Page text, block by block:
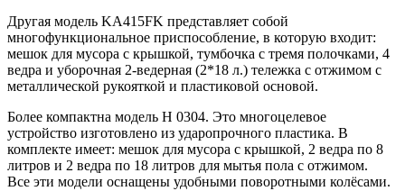
Другая модель KA415FK представляет собой
многофункциональное приспособление, в которую входит:
мешок для мусора с крышкой, тумбочка с тремя полочками, 4
ведра и уборочная 2-ведерная (2*18 л.) тележка с отжимом с
металлической рукояткой и пластиковой основой.
Более компактна модель Н 0304. Это многоцелевое
устройство изготовлено из ударопрочного пластика. В
комплекте имеет: мешок для мусора с крышкой, 2 ведра по 8
литров и 2 ведра по 18 литров для мытья пола c отжимом.
Все эти модели оснащены удобными поворотными колёсами.